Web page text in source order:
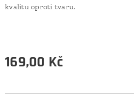
kvalitu oproti tvaru.
169,00 Kč